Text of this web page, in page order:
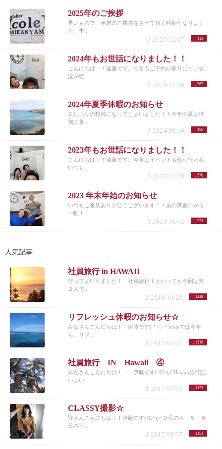
2025年のご挨拶
早いもので、年末のご挨拶をさせて頂く時期となりまし
た。本...
112
2025/12/27
2024年もお世話になりました！！
こんにちは！！遠藤です。今年もご予約が取りにくい状
況が続...
267
2024/12/26
2024年夏季休暇のお知らせ
久しぶりの投稿になってしまいました！！今年の夏は特
別に暑...
456
2024/08/16
2023年もお世話になりました！！
こんにちは！！遠藤です。今年はイベントも執り行われ
いつも...
570
2023/12/28
2023 年末年始のお知らせ
いつもご来店ありがとうございます！！あの真夏日から
一転！...
772
2023/10/12
人気記事
社員旅行 in HAWAII
行ってまいりました！ 社員旅行！といっても今回は男
２人で...
1338
2018/10/25
リフレッシュ休暇のお知らせ☆
みなさんこんにちは！！伊藤です(＾◇＾)coleでは今年
も、リフ...
1318
2017/03/02
社員旅行 IN Hawaii ④
みなさんこんにちは！！ 伊藤です(^O^)／Hawaii旅行記
いよい...
1173
2017/07/05
CLASSY撮影☆
皆さんこんにちは！！伊藤です(^O^)／９月の４，５，６
日の三...
1151
2017/09/07